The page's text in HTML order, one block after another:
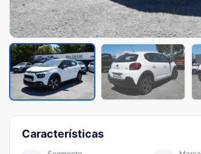
Características